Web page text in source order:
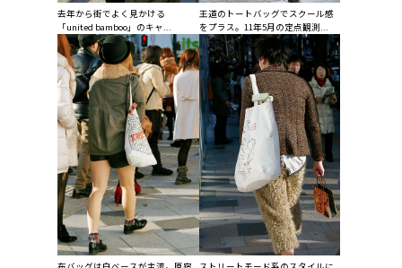
去年から街でよく見かける
「united bamboo」のキャ...
王道のトートバッグでスクール感
をプラス。11年5月の定点観測...